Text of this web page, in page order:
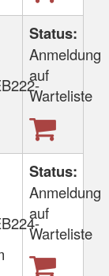
Status:
Anmeldung
auf
Warteliste
Status:
Anmeldung
auf
Warteliste